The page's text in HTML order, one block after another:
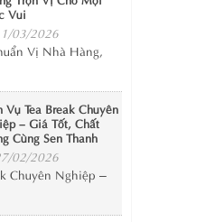
Vui
03/2026
Vị Nhà Hàng,
Vụ Tea Break Chuyên
– Giá Tốt, Chất
Cùng Sen Thanh
02/2026
Chuyên Nghiệp –